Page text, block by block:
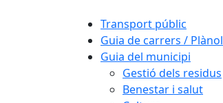
Transport públic
Guia de carrers / Plànol
Guia del municipi
Gestió dels residus
Benestar i salut